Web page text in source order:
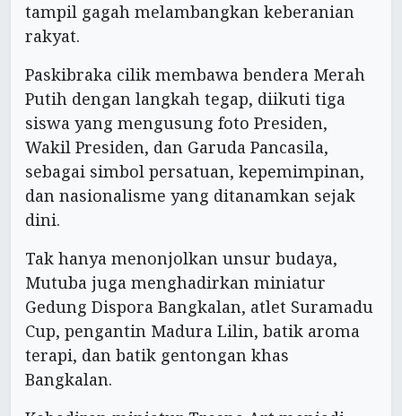
tampil gagah melambangkan keberanian
rakyat.
Paskibraka cilik membawa bendera Merah
Putih dengan langkah tegap, diikuti tiga
siswa yang mengusung foto Presiden,
Wakil Presiden, dan Garuda Pancasila,
sebagai simbol persatuan, kepemimpinan,
dan nasionalisme yang ditanamkan sejak
dini.
Tak hanya menonjolkan unsur budaya,
Mutuba juga menghadirkan miniatur
Gedung Dispora Bangkalan, atlet Suramadu
Cup, pengantin Madura Lilin, batik aroma
terapi, dan batik gentongan khas
Bangkalan.